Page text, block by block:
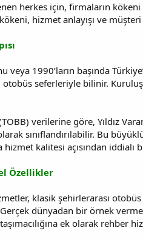
herkes için, firmaların kökeni
hizmet anlayışı ve
veya 1990’ların başında
seferleriyle bilinir.
verilerine göre, Yıldız
sınıflandırılabilir. Bu
kalitesi açısından iddialı
Özellikler
klasik şehirlerarası
dünyadan bir örnek
ek olarak rehber